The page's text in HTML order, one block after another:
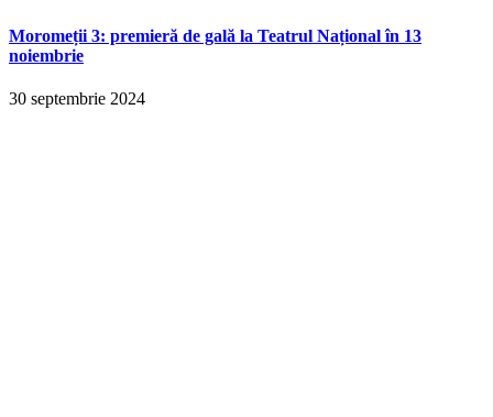
Moromeții 3: premieră de gală la Teatrul Național în 13
noiembrie
30 septembrie 2024